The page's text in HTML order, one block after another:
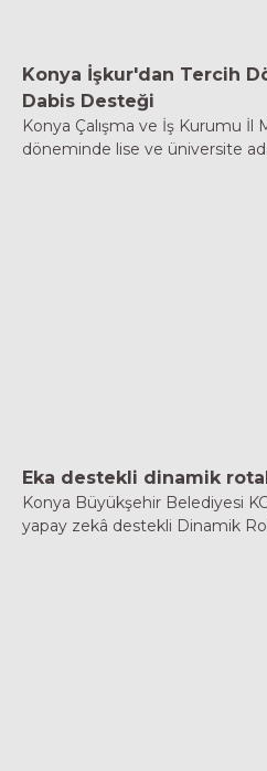
Konya İşkur'dan Tercih
Dabis Desteği
Konya Çalışma ve İş Kurumu İl
döneminde lise ve üniversite
Eka destekli dinamik
Konya Büyükşehir Belediyesi
yapay zekâ destekli Dinamik